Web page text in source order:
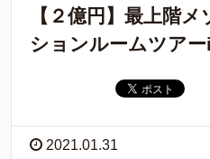
【２億円】最上階
ションルームツア
2021.01.31